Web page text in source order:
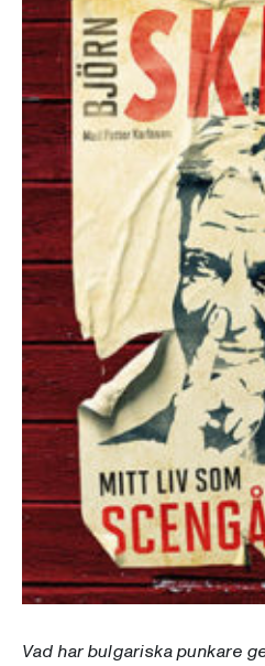
Vad har bulgariska punkare